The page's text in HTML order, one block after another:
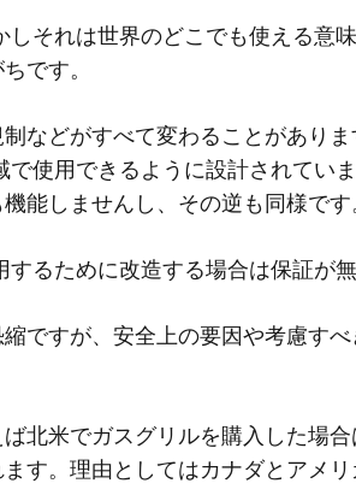
しそれは世界のどこでも使える意
です。
などがすべて変わることがあり
で使用できるように設計されてい
能しませんし、その逆も同様です
るために改造する場合は保証が
ですが、安全上の要因や考慮す
北米でガスグリルを購入した場
す。理由としてはカナダとアメ